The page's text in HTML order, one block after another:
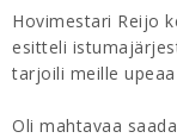
Hovimestari Reijo
esitteli
tarjoili meille
Oli mahtavaa